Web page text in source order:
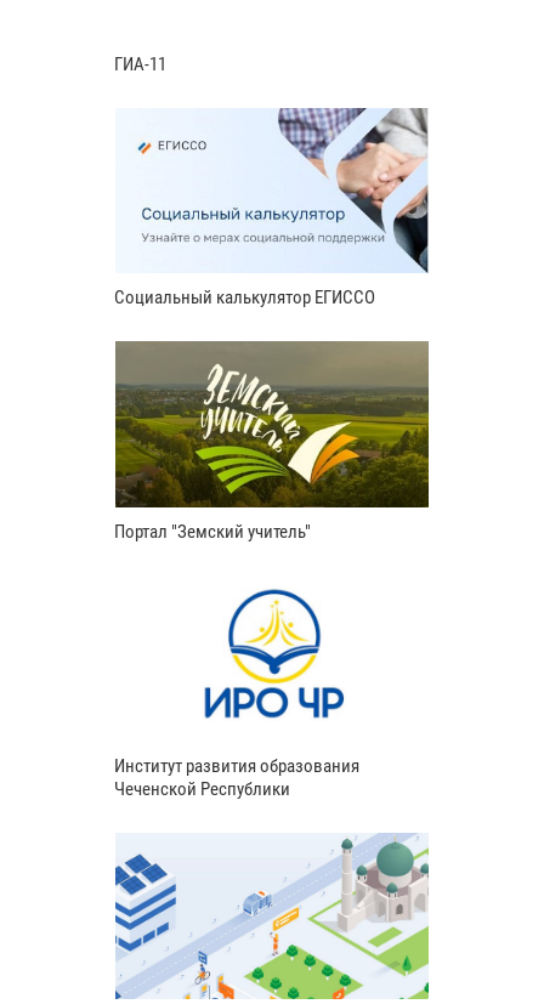
ГИА-11
Социальный калькулятор ЕГИССО
Портал "Земский учитель"
Институт развития образования
Чеченской Республики